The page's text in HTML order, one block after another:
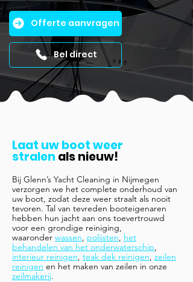
Offerte aanvragen
Bel direct
Laat uw boot weer
stralen als nieuw!
Bij Glenn’s Yacht Cleaning in Nijmegen
verzorgen we het complete onderhoud van
uw boot, zodat deze weer straalt als nooit
tevoren. Tal van tevreden booteigenaren
hebben hun jacht aan ons toevertrouwd
voor een grondige reiniging,
waaronder wassen, polijsten, het
behandelen van het onderwaterschip,
interieur reinigen, teak dek reinigen, zeilen
reinigen en het maken van zeilen in onze
zeilmakerij.